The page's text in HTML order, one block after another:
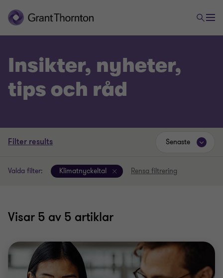
Insikter, nyheter,
tips och råd
Filter results
Valda filter: Klimatnyckeltal Rensa filtrering
Visar 5 av 5 artiklar
Senaste